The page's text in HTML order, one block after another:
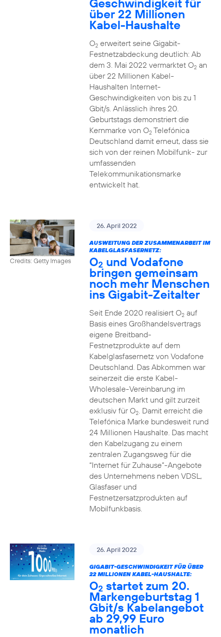
Geschwindigkeit für
über 22 Millionen
Kabel-Haushalte
O2erweitert seine Gigabit-
Festnetzabdeckung deutlich: Ab
dem 3. Mai 2022 vermarktet O2an
über 22 Millionen Kabel-
Haushalten Internet-
Geschwindigkeiten von bis zu 1
Gbit/s. Anlässlich ihres 20.
Geburtstags demonstriert die
Kernmarke von O2Telefónica
Deutschland damit erneut, dass sie
sich von der reinen Mobilfunk- zur
umfassenden
Telekommunikationsmarke
entwickelt hat.
Credits: Getty Images
26. April 2022
AUSWEITUNG DER ZUSAMMENARBEIT IM
KABELGLASFASERNETZ:
O2 und Vodafone
bringen gemeinsam
noch mehr Menschen
ins Gigabit-Zeitalter
Seit Ende 2020 realisiert O2auf
Basis eines Großhandelsvertrags
eigene Breitband-
Festnetzprodukte auf dem
Kabelglasfasernetz von Vodafone
Deutschland. Das Abkommen war
seinerzeit die erste Kabel-
Wholesale-Vereinbarung im
deutschen Markt und gilt zurzeit
exklusiv für O2. Damit erreicht die
Telefónica Marke bundesweit rund
24 Millionen Haushalte. Das macht
den Kabelzugang zu einem
zentralen Zugangsweg für die
“Internet für Zuhause”-Angebote
des Unternehmens neben VDSL,
Glasfaser und
Festnetzersatzprodukten auf
Mobilfunkbasis.
26. April 2022
GIGABIT-GESCHWINDIGKEIT FÜR ÜBER
22 MILLIONEN KABEL-HAUSHALTE:
O2 startet zum 20.
Markengeburtstag 1
Gbit/s Kabelangebot
ab 29,99 Euro
monatlich